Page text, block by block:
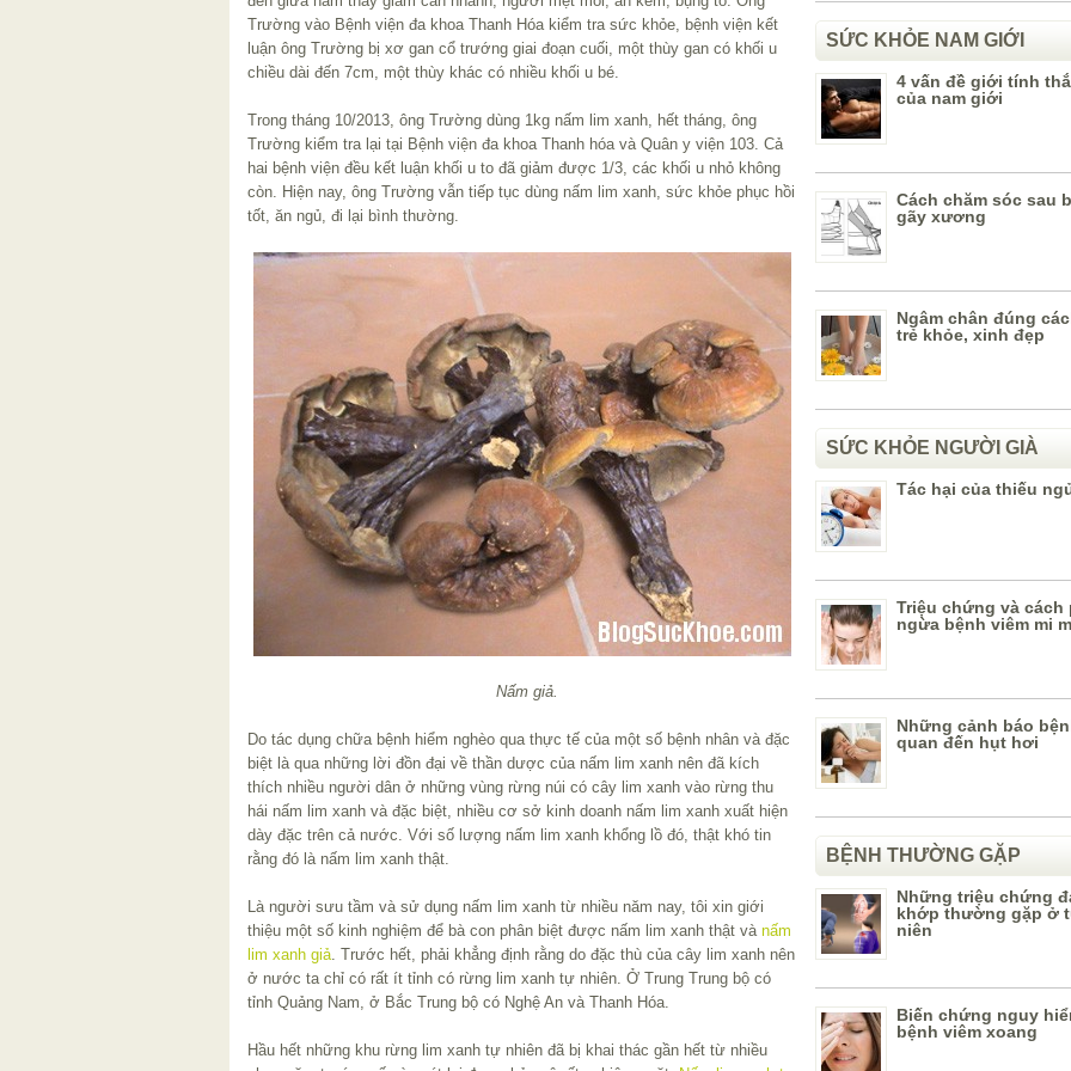
Trường vào Bệnh viện đa khoa Thanh Hóa kiểm tra sức khỏe, bệnh viện kết
luận ông Trường bị xơ gan cổ trướng giai đoạn cuối, một thùy gan có khối u
chiều dài đến 7cm, một thùy khác có nhiều khối u bé.
Trong tháng 10/2013, ông Trường dùng 1kg nấm lim xanh, hết tháng, ông
Trường kiểm tra lại tại Bệnh viện đa khoa Thanh hóa và Quân y viện 103. Cả
hai bệnh viện đều kết luận khối u to đã giảm được 1/3, các khối u nhỏ không
còn. Hiện nay, ông Trường vẫn tiếp tục dùng nấm lim xanh, sức khỏe phục hồi
tốt, ăn ngủ, đi lại bình thường.
Nấm giả.
Do tác dụng chữa bệnh hiểm nghèo qua thực tế của một số bệnh nhân và đặc
biệt là qua những lời đồn đại về thần dược của nấm lim xanh nên đã kích
thích nhiều người dân ở những vùng rừng núi có cây lim xanh vào rừng thu
hái nấm lim xanh và đặc biệt, nhiều cơ sở kinh doanh nấm lim xanh xuất hiện
dày đặc trên cả nước. Với số lượng nấm lim xanh khổng lồ đó, thật khó tin
rằng đó là nấm lim xanh thật.
Là người sưu tầm và sử dụng nấm lim xanh từ nhiều năm nay, tôi xin giới
thiệu một số kinh nghiệm để bà con phân biệt được nấm lim xanh thật và nấm
lim xanh giả . Trước hết, phải khẳng định rằng do đặc thù của cây lim xanh nên
ở nước ta chỉ có rất ít tỉnh có rừng lim xanh tự nhiên. Ở Trung Trung bộ có
tỉnh Quảng Nam, ở Bắc Trung bộ có Nghệ An và Thanh Hóa.
Hầu hết những khu rừng lim xanh tự nhiên đã bị khai thác gần hết từ nhiều
SỨC KHỎE NAM GIỚI
4 vấn đề giới tính
của nam giới
Cách chăm sóc sau
gãy xương
Ngâm chân đúng
trẻ khỏe, xinh đẹp
SỨC KHỎE NGƯỜI GIÀ
Tác hại của thiếu
Triệu chứng và cách
ngừa bệnh viêm mi
Những cảnh báo
quan đến hụt hơi
BỆNH THƯỜNG GẶP
Những triệu chứng
khớp thường gặp ở
niên
Biến chứng nguy
bệnh viêm xoang